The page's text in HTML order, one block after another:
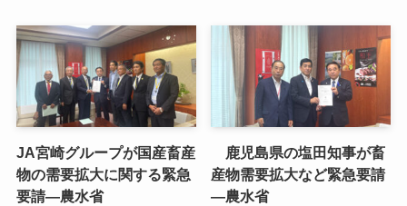
JA宮崎グループが国産畜産
物の需要拡大に関する緊急
要請—農水省
鹿児島県の塩田知事が畜
産物需要拡大など緊急要請
—農水省